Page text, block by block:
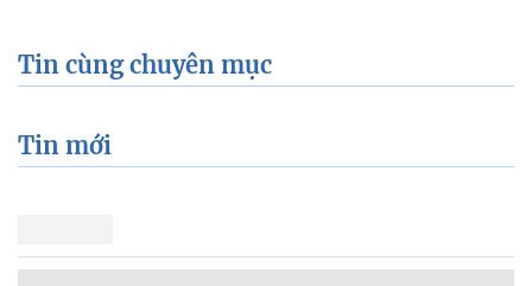
Tin cùng chuyên mục
Tin mới